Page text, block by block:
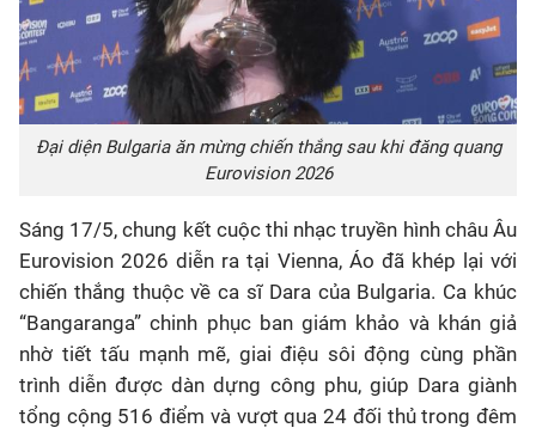
Đại diện Bulgaria ăn mừng chiến thắng sau khi đăng quang
Eurovision 2026
Sáng 17/5, chung kết cuộc thi nhạc truyền hình châu Âu
Eurovision 2026 diễn ra tại Vienna, Áo đã khép lại với
chiến thắng thuộc về ca sĩ Dara của Bulgaria. Ca khúc
“Bangaranga” chinh phục ban giám khảo và khán giả
nhờ tiết tấu mạnh mẽ, giai điệu sôi động cùng phần
trình diễn được dàn dựng công phu, giúp Dara giành
tổng cộng 516 điểm và vượt qua 24 đối thủ trong đêm